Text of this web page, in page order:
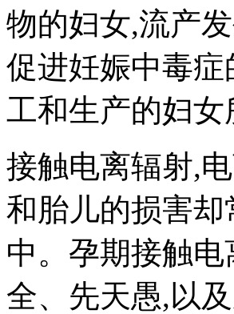
物的妇女,流产
促进妊娠中毒
工和生产的妇
接触电离辐射,
和胎儿的损害
中。孕期接触
全、先天愚,以